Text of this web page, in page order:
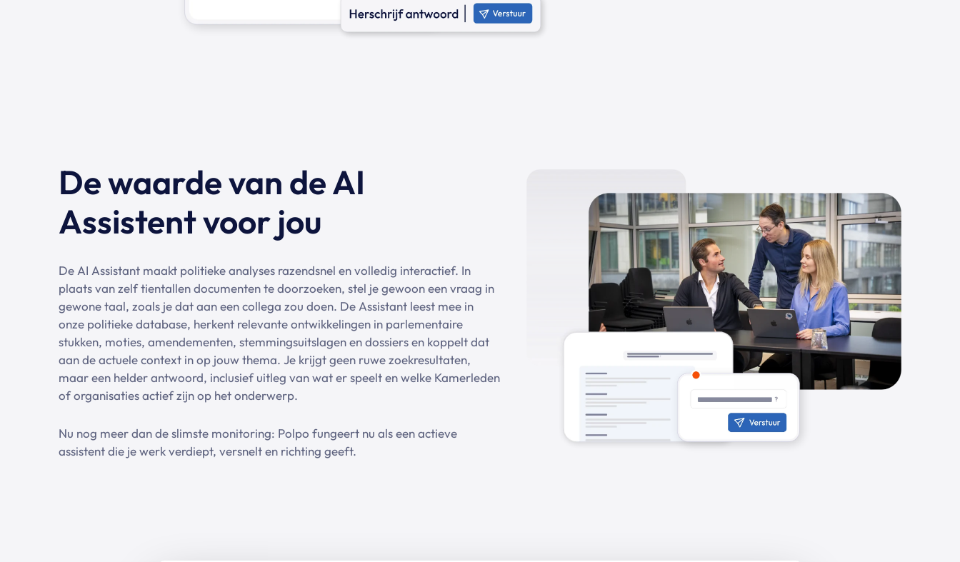
De waarde van de AI
Assistent voor jou
De AI Assistant maakt politieke analyses razendsnel en volledig interactief. In
plaats van zelf tientallen documenten te doorzoeken, stel je gewoon een vraag in
gewone taal, zoals je dat aan een collega zou doen. De Assistant leest mee in
onze politieke database, herkent relevante ontwikkelingen in parlementaire
stukken, moties, amendementen, stemmingsuitslagen en dossiers en koppelt dat
aan de actuele context in op jouw thema. Je krijgt geen ruwe zoekresultaten,
maar een helder antwoord, inclusief uitleg van wat er speelt en welke Kamerleden
of organisaties actief zijn op het onderwerp.
Nu nog meer dan de slimste monitoring: Polpo fungeert nu als een actieve
assistent die je werk verdiept, versnelt en richting geeft.